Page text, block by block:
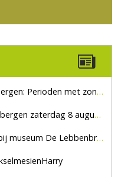
Perioden met zon en droog
8 augustus, marktplein Haaksbergen
De Lebbenbrugge